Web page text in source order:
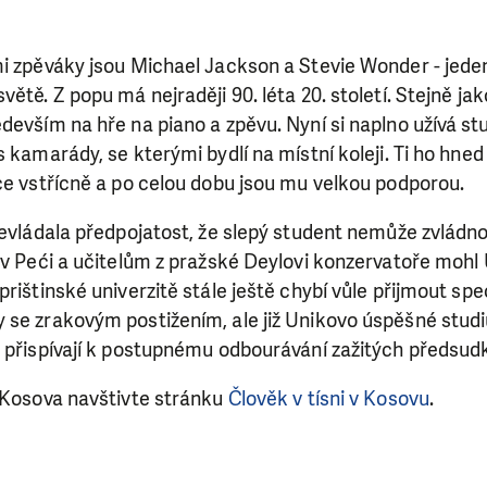
zpěváky jsou Michael Jackson a Stevie Wonder -
Z popu má nejraději 90. léta 20. století. Stejně
na hře na piano a zpěvu. Nyní si naplno užívá
kamarády, se kterými bydlí na místní koleji. Ti ho
vstřícně a po celou dobu jsou mu velkou podporou.
předpojatost, že slepý student nemůže
Peći a učitelům z pražské Deylovi konzervatoře mohl
univerzitě stále ještě chybí vůle přijmout
zrakovým postižením, ale již Unikovo úspěšné
k postupnému odbourávání zažitých
navštivte stránku Člověk v tísni v Kosovu.
VÁM, CO DĚLÁME?